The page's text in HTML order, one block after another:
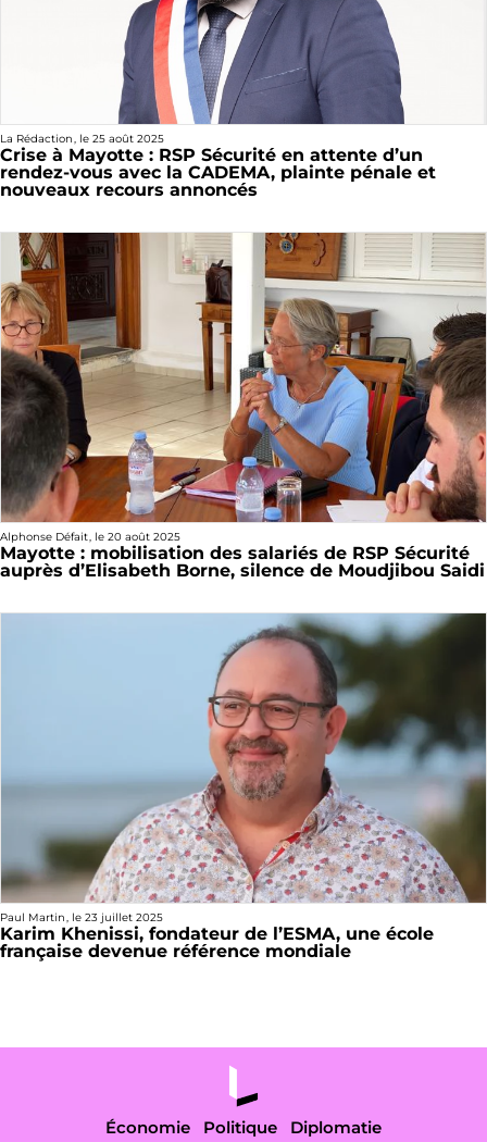
La Rédaction, le 25 août 2025
Crise à Mayotte : RSP Sécurité en attente d’un
rendez-vous avec la CADEMA, plainte pénale et
nouveaux recours annoncés
Alphonse Défait, le 20 août 2025
Mayotte : mobilisation des salariés de RSP Sécurité
auprès d’Elisabeth Borne, silence de Moudjibou Saidi
Paul Martin, le 23 juillet 2025
Karim Khenissi, fondateur de l’ESMA, une école
française devenue référence mondiale
Économie Politique Diplomatie